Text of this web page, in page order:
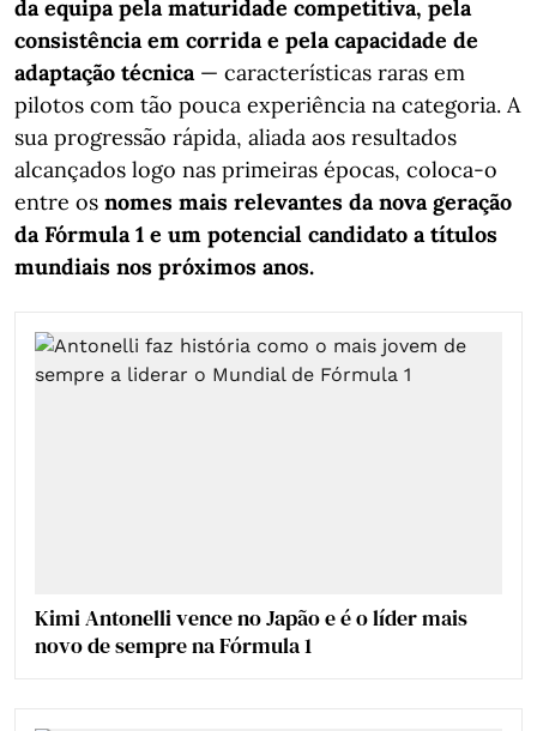
da equipa pela maturidade competitiva, pela
consistência em corrida e pela capacidade de
adaptação técnica — características raras em
pilotos com tão pouca experiência na categoria. A
sua progressão rápida, aliada aos resultados
alcançados logo nas primeiras épocas, coloca-o
entre os nomes mais relevantes da nova geração
da Fórmula 1 e um potencial candidato a títulos
mundiais nos próximos anos.
Kimi Antonelli vence no Japão e é o líder mais
novo de sempre na Fórmula 1